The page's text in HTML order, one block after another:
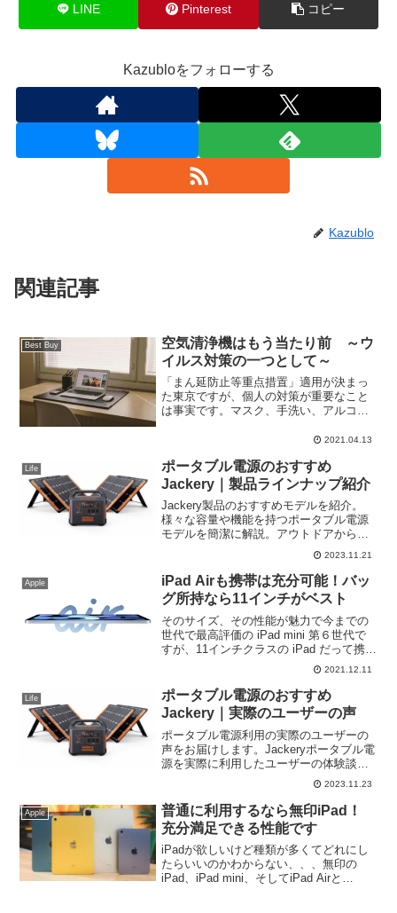
LINE Pinterest コピー
Kazubloをフォローする
Kazublo
関連記事
Best Buy
空気清浄機はもう当たり前 ～ウ
イルス対策の一つとして～
「まん延防止等重点措置」適用が決まっ
た東京ですが、個人の対策が重要なこと
は事実です。マスク、手洗い、アルコー
数年前は未だそれ程浸透していませんで
いるみたいです。私の家に...
2021.04.13
Life
ポータブル電源のおすすめ
Jackery｜製品ラインナップ紹介
Jackery製品のおすすめモデルを紹介。
様々な容量や機能を持つポータブル電源
モデルを簡潔に解説。アウトドアから日
常まで、ニーズに合わせた選択肢が豊
富。自分に最適なJackeryポータブル電源
を見つけるための情報を提供します。
2023.11.21
Apple
iPad Airも携帯は充分可能！バッ
グ所持なら11インチがベスト
そのサイズ、その性能が魅力で今までの
世代で最高評価の iPad mini 第６世代で
すが、11インチクラスの iPad だって携帯
して外出先での利用は充分可能です。特
に普段からバッグを持ち歩いている方に
とっては11インチクラスの iPad を持ち歩
くことは苦にならないでしょう。
2021.12.11
Life
ポータブル電源のおすすめ
Jackery｜実際のユーザーの声
ポータブル電源利用の実際のユーザーの
声をお届けします。Jackeryポータブル電
源を実際に利用したユーザーの体験談や
評価を集約し、製品の実力をお伝えしま
す。信頼性や満足度の高さを実例から確
かめてみましょう。
2023.11.23
Apple
普通に利用するなら無印iPad！
充分満足できる性能です
iPadが欲しいけど種類が多くてどれにし
たらいいのかわからない、、、無印の
iPad、iPad mini、そしてiPad Airと